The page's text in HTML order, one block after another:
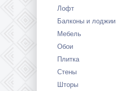
Лофт
Балконы и лоджии
Мебель
Обои
Плитка
Стены
Шторы